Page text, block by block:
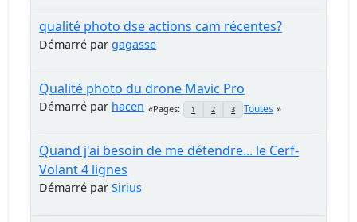
qualité photo dse actions cam récentes?
Démarré pargagasse
Qualité photo du drone Mavic Pro
Démarré par hacen Pages 1 2 3 Toutes
Quand j'ai besoin de me détendre... le Cerf-
Volant 4 lignes
Démarré parSirius